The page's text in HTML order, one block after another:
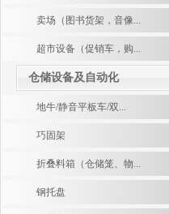
卖场（图书货架，音像...
超市设备（促销车，购...
仓储设备及自动化
地牛/静音平板车/双...
巧固架
折叠料箱（仓储笼、物...
钢托盘